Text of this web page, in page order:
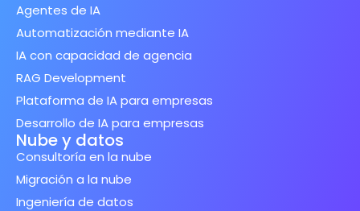
Agentes de IA
Automatización mediante IA
IA con capacidad de agencia
RAG Development
Plataforma de IA para empresas
Desarrollo de IA para empresas
Nube y datos
Consultoría en la nube
Migración a la nube
Ingeniería de datos